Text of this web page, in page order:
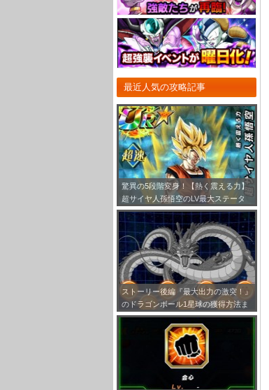
最近人気の攻略記事
驚異の5段階変身！【熱く震える力】
超サイヤ人孫悟空のLV最大ステータ
ス！
ストーリー後編『最大出力の激突！』
のドラゴンボール1星球の獲得方法ま
とめ！